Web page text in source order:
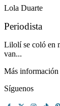
Lola Duarte
Periodista
Lilolí se coló en
van...
Más información
Síguenos